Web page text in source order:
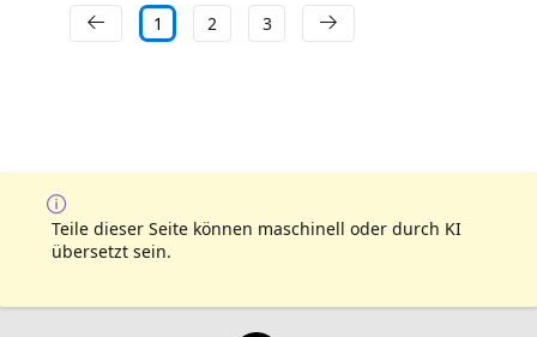
1 2 3
Teile dieser Seite können maschinell oder durch KI
übersetzt sein.